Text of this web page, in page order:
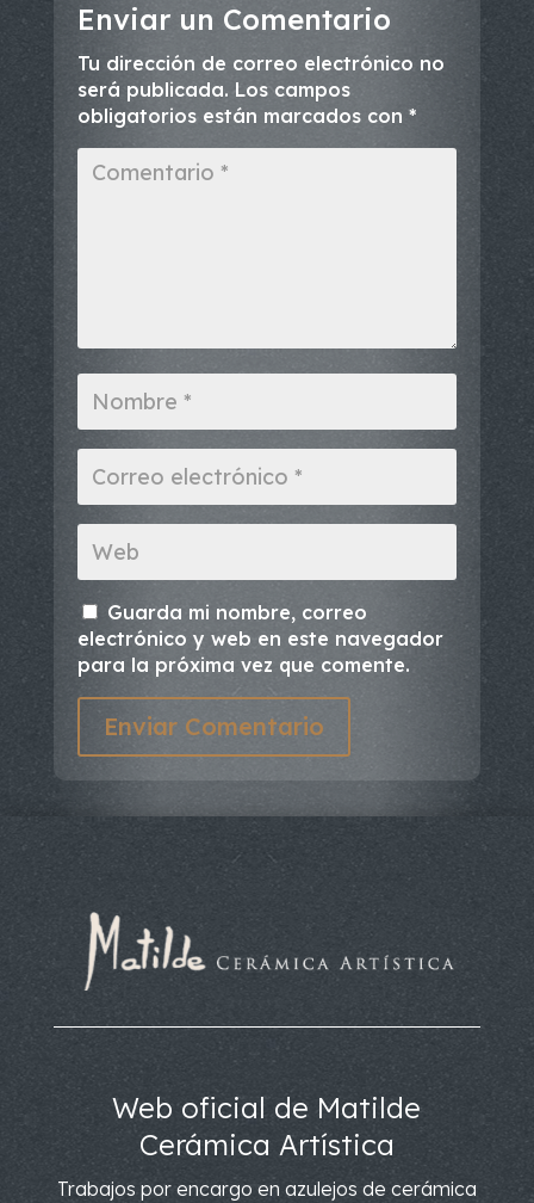
Enviar un Comentario
Tu dirección de correo electrónico no
será publicada. Los campos
obligatorios están marcados con *
Guarda mi nombre, correo
electrónico y web en este navegador
para la próxima vez que comente.
Enviar Comentario
Web oficial de Matilde
Cerámica Artística
Trabajos por encargo en azulejos de cerámica